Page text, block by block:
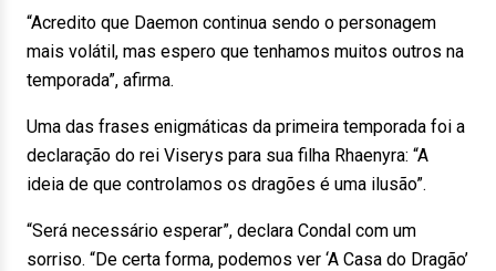
“Acredito que Daemon continua sendo o personagem
mais volátil, mas espero que tenhamos muitos outros na
temporada”, afirma.
Uma das frases enigmáticas da primeira temporada foi a
declaração do rei Viserys para sua filha Rhaenyra: “A
ideia de que controlamos os dragões é uma ilusão”.
“Será necessário esperar”, declara Condal com um
sorriso. “De certa forma, podemos ver ‘A Casa do Dragão’